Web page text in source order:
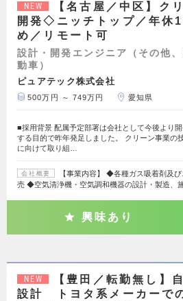
NEW
【名古屋／中区】ク
開発◇ニッチトップ／年休
め／リモート可
設計・開発エンジニア（その他
動車）
ピュアテック株式会社
500万円 ～ 749万円 愛知県
■採用背景 配属予定部署は会社として今後より
する目的で昨年発足しました。 クリーン事業の
に向けて取り組…
会社概要
【事業内容】 ◆各種ガス吸着剤及
売 ◆空気清浄機・空気調和機器の設計・製造、
興味あり
NEW
【豊田／転勤無し】
設計 トヨタ系メーカーで